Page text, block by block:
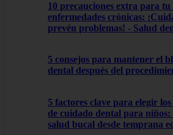
10 precauciones extra para tu
enfermedades crónicas:
prevén problemas! - Salud
5 consejos para mantener el
dental después del
5 factores clave para elegir
de cuidado dental para niños:
salud bucal desde temprana